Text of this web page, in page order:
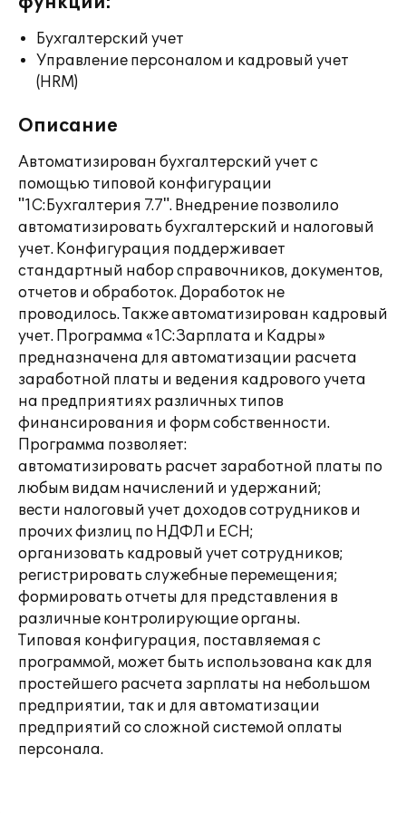
Бухгалтерский учет
Управление персоналом и кадровый учет
(HRM)
Описание
Автоматизирован бухгалтерский учет с
помощью типовой конфигурации
"1С:Бухгалтерия 7.7". Внедрение позволило
автоматизировать бухгалтерский и налоговый
учет. Конфигурация поддерживает
стандартный набор справочников, документов,
отчетов и обработок. Доработок не
проводилось. Также автоматизирован кадровый
учет. Программа «1С:Зарплата и Кадры»
предназначена для автоматизации расчета
заработной платы и ведения кадрового учета
на предприятиях различных типов
финансирования и форм собственности.
Программа позволяет:
автоматизировать расчет заработной платы по
любым видам начислений и удержаний;
вести налоговый учет доходов сотрудников и
прочих физлиц по НДФЛ и ЕСН;
организовать кадровый учет сотрудников;
регистрировать служебные перемещения;
формировать отчеты для представления в
различные контролирующие органы.
Типовая конфигурация, поставляемая с
программой, может быть использована как для
простейшего расчета зарплаты на небольшом
предприятии, так и для автоматизации
предприятий со сложной системой оплаты
персонала.